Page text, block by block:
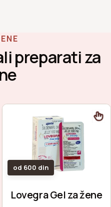
preparati za
od 600 din
Lovegra Gel za žene